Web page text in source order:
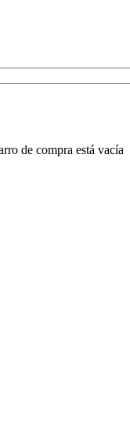
de compra está vacía